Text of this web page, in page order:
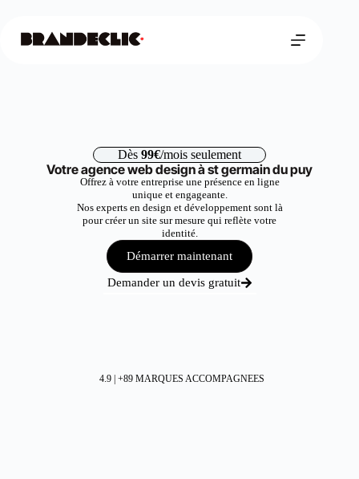
Dès 99€/mois seulement
Votre agence web design à st germain du puy
Offrez à votre entreprise une présence en ligne
unique et engageante.
Nos experts en design et développement sont là
pour créer un site sur mesure qui reflète votre
identité.
Démarrer maintenant
Demander un devis gratuit
4.9 | +89 MARQUES ACCOMPAGNEES